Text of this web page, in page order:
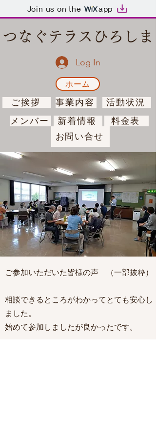
Join us on the app
つなぐテラスひろしま
Log In
ホーム
ご挨拶
事業内容
活動状況
メンバー
新着情報
料金表
お問い合せ
ご参加いただいた皆様の声 （一部抜粋）
相談できるところがわかってとても安心し
ました。
​始めて参加しましたが良かったです。